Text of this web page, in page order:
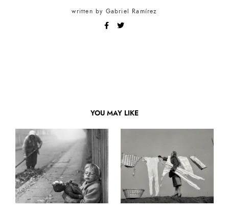
written by Gabriel Ramírez
YOU MAY LIKE